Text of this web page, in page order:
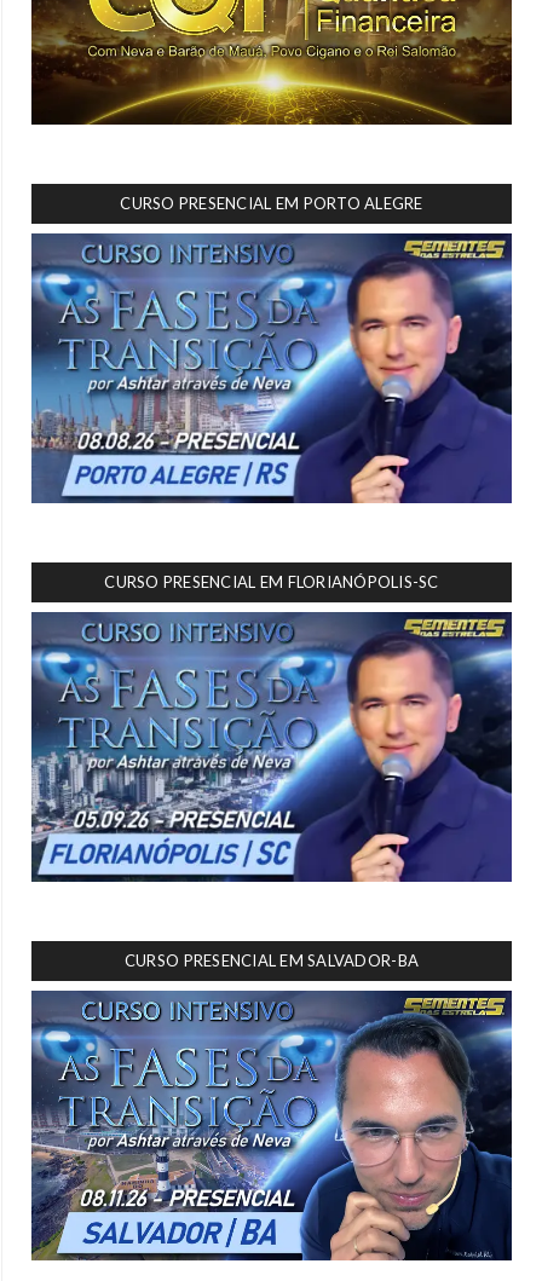
CURSO PRESENCIAL EM PORTO ALEGRE
CURSO PRESENCIAL EM FLORIANÓPOLIS-SC
CURSO PRESENCIAL EM SALVADOR-BA